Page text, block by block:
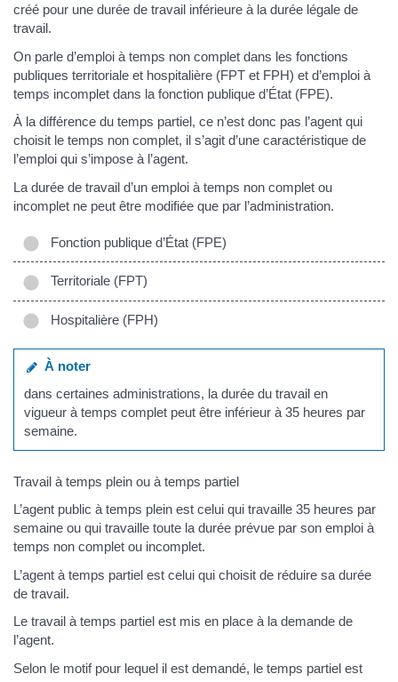
créé pour une durée de travail inférieure à la durée légale de
travail.
On parle d’emploi à temps non complet dans les fonctions
publiques territoriale et hospitalière (FPT et FPH) et d’emploi à
temps incomplet dans la fonction publique d’État (FPE).
À la différence du temps partiel, ce n’est donc pas l’agent qui
choisit le temps non complet, il s’agit d’une caractéristique de
l’emploi qui s’impose à l’agent.
La durée de travail d’un emploi à temps non complet ou
incomplet ne peut être modifiée que par l’administration.
Fonction publique d’État (FPE)
Territoriale (FPT)
Hospitalière (FPH)
À noter
dans certaines administrations, la durée du travail en
vigueur à temps complet peut être inférieur à 35 heures par
semaine.
Travail à temps plein ou à temps partiel
L’agent public à temps plein est celui qui travaille 35 heures par
semaine ou qui travaille toute la durée prévue par son emploi à
temps non complet ou incomplet.
L’agent à temps partiel est celui qui choisit de réduire sa durée
de travail.
Le travail à temps partiel est mis en place à la demande de
l’agent.
Selon le motif pour lequel il est demandé, le temps partiel est